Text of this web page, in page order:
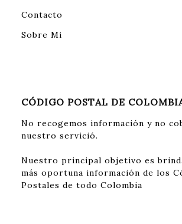
Contacto
Sobre Mi
CÓDIGO POSTAL DE
No recogemos información y no
nuestro servició.
Nuestro principal objetivo es
más oportuna información de los
Postales de todo Colombia